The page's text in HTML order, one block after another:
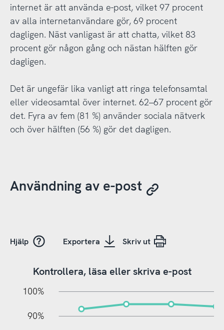
internet är att använda e-post, vilket 97 procent
av alla internetanvändare gör, 69 procent
dagligen. Näst vanligast är att chatta, vilket 83
procent gör någon gång och nästan hälften gör
dagligen.
Det är ungefär lika vanligt att ringa telefonsamtal
eller videosamtal över internet. 62–67 procent gör
det. Fyra av fem (81 %) använder sociala nätverk
och över hälften (56 %) gör det dagligen.
Användning av e-post
Hjälp Exportera Skriv ut
Kontrollera, läsa eller skriva e-post
100%
90%